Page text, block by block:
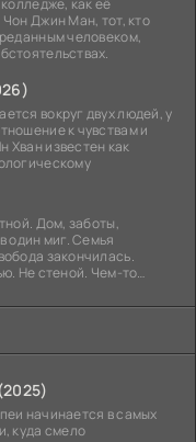
как её
Джин Ман, тот, кто
человеком,
вокруг двух людей, у
к чувствам и
Хван известен как
Дом, заботы,
один миг. Семья
закончилась.
Не стеной. Чем-то
начинается в самых
куда смело